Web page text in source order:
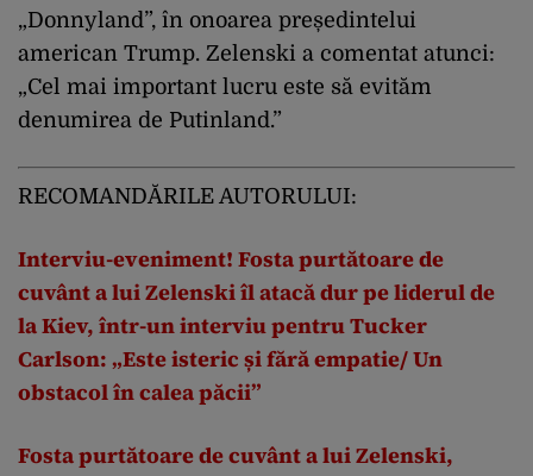
„Donnyland”, în onoarea președintelui
american Trump. Zelenski a comentat atunci:
„Cel mai important lucru este să evităm
denumirea de Putinland.”
RECOMANDĂRILE AUTORULUI:
Interviu-eveniment! Fosta purtătoare de
cuvânt a lui Zelenski îl atacă dur pe liderul de
la Kiev, într-un interviu pentru Tucker
Carlson: „Este isteric și fără empatie/ Un
obstacol în calea păcii”
Fosta purtătoare de cuvânt a lui Zelenski,